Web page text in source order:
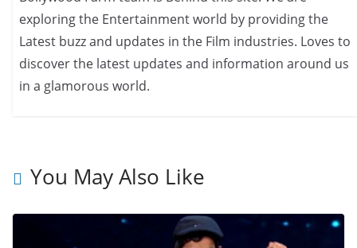
exploring the Entertainment world by providing the
Latest buzz and updates in the Film industries. Loves to
discover the latest updates and information around us
in a glamorous world.
You May Also Like